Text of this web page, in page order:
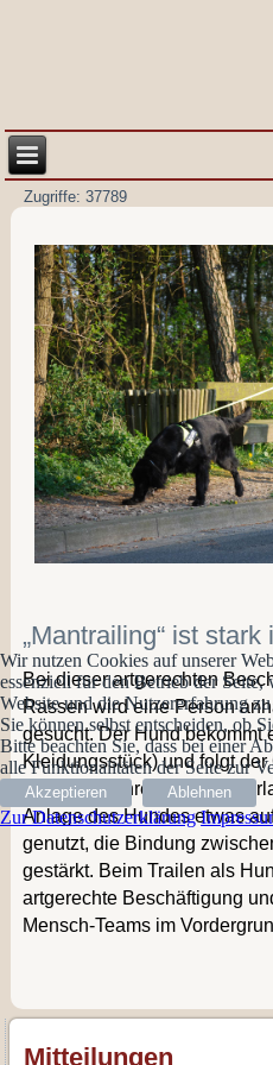
Zugriffe: 37789
„Mantrailing“ ist
Bei dieser artgerechten
Rassen wird eine Person
gesucht.Der Hund bekommt
Kleidungsstück) und folgt
Person auf ihrem Weg
Anlage des Hundes etwas
genutzt, die Bindung
gestärkt. Beim Trailen als
artgerechte Beschäftigung
Mensch-Teams im
Mitteilungen
Wir nutzen Cookies auf unserer
essenziell für den Betrieb der Seite,
Website und die Nutzererfahrung
Sie können selbst entscheiden, ob
Bitte beachten Sie, dass bei einer
alle Funktionalitäten der Seite zur
Akzeptieren Ablehnen
Zur Datenschutzerklärung